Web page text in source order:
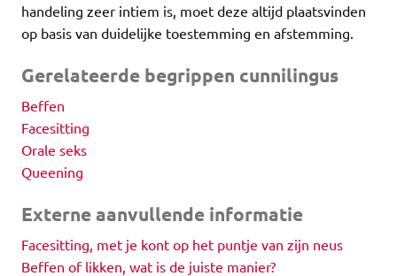
handeling zeer intiem is, moet deze altijd plaatsvinden
op basis van duidelijke toestemming en afstemming.
Gerelateerde begrippen cunnilingus
Beffen
Facesitting
Orale seks
Queening
Externe aanvullende informatie
Facesitting, met je kont op het puntje van zijn neus
Beffen of likken, wat is de juiste manier?